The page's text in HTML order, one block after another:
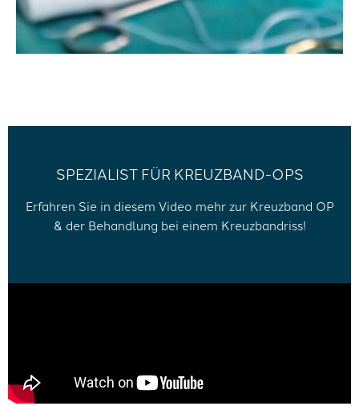
SPEZIALIST FÜR KREUZBAND-OPS
Erfahren Sie in diesem Video mehr zur Kreuzband OP
& der Behandlung bei einem Kreuzbandriss!